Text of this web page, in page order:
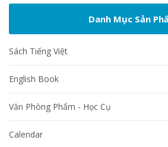
Danh Mục Sản
Sách Tiếng Việt
English Book
Văn Phòng Phẩm - Học Cụ
Calendar